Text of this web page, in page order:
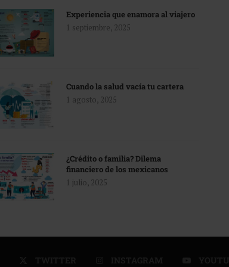
Experiencia que enamora al viajero
1 septiembre, 2025
Cuando la salud vacía tu cartera
1 agosto, 2025
¿Crédito o familia? Dilema
financiero de los mexicanos
1 julio, 2025